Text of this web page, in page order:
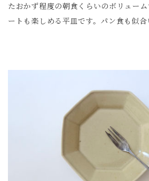
たおかず程度の朝食くらいのボリュー
ートも楽しめる平皿です。パン食も似合